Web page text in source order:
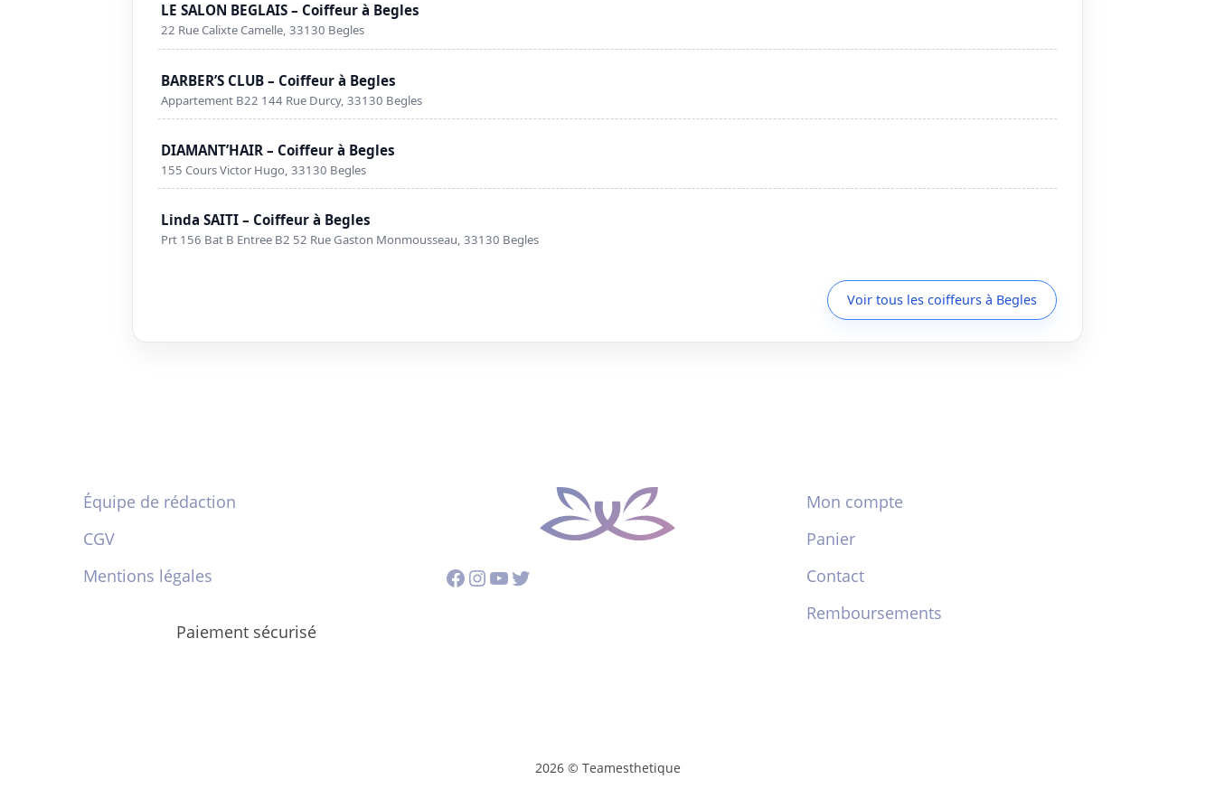
LE SALON BEGLAIS – Coiffeur à Begles
22 Rue Calixte Camelle, 33130 Begles
BARBER’S CLUB – Coiffeur à Begles
Appartement B22 144 Rue Durcy, 33130 Begles
DIAMANT’HAIR – Coiffeur à Begles
155 Cours Victor Hugo, 33130 Begles
Linda SAITI – Coiffeur à Begles
Prt 156 Bat B Entree B2 52 Rue Gaston Monmousseau, 33130 Begles
Voir tous les coiffeurs à Begles
Équipe de rédaction
CGV
Mentions légales
Paiement sécurisé
Facebook
Instagram
YouTube
Twitter
Mon compte
Panier
Contact
Remboursements
2026 © Teamesthetique